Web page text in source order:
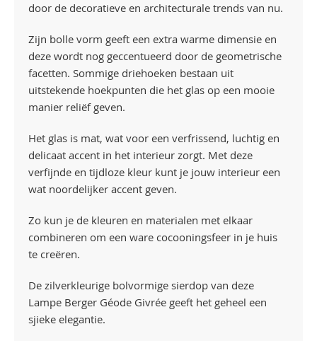
door de decoratieve en architecturale trends van nu.
Zijn bolle vorm geeft een extra warme dimensie en
deze wordt nog geccentueerd door de geometrische
facetten. Sommige driehoeken bestaan uit
uitstekende hoekpunten die het glas op een mooie
manier reliëf geven.
Het glas is mat, wat voor een verfrissend, luchtig en
delicaat accent in het interieur zorgt. Met deze
verfijnde en tijdloze kleur kunt je jouw interieur een
wat noordelijker accent geven.
Zo kun je de kleuren en materialen met elkaar
combineren om een ware cocooningsfeer in je huis
te creëren.
De zilverkleurige bolvormige sierdop van deze
Lampe Berger Géode Givrée geeft het geheel een
sjieke elegantie.